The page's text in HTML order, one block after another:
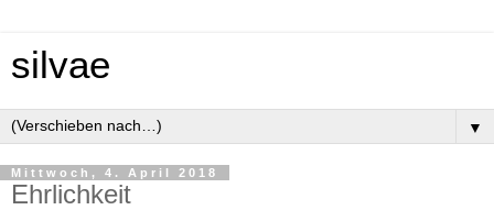
silvae
▼
Mittwoch, 4. April 2018
Ehrlichkeit